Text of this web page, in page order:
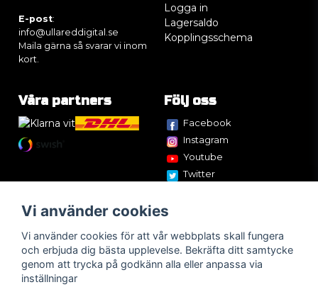
E-post:
info@ullareddigital.se
Maila gärna så svarar vi inom
kort.
Logga in
Lagersaldo
Kopplingsschema
Våra partners Följ oss
Facebook
Instagram
Youtube
Twitter
Vi använder cookies
Vi använder cookies för att vår webbplats skall fungera
och erbjuda dig bästa upplevelse. Bekräfta ditt samtycke
genom att trycka på godkänn alla eller anpassa via
inställningar